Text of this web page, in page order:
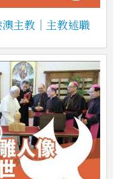
澳主教｜主教述職